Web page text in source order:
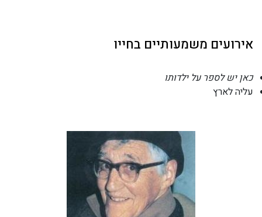
אירועים משמעותיים בחייו
כאן יש לספר על ילדותו
עליה לארץ